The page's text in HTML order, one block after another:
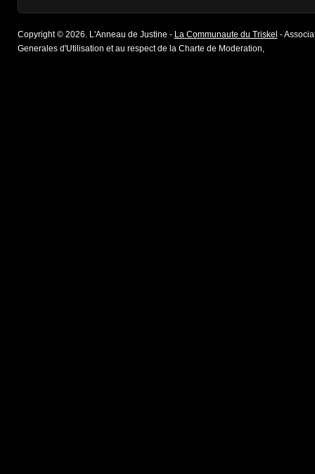
Copyright © 2026. L'Anneau de Justine - La Communaute du Triskel -
Generales d'Utilisation et au respect de la Charte de Moderation,